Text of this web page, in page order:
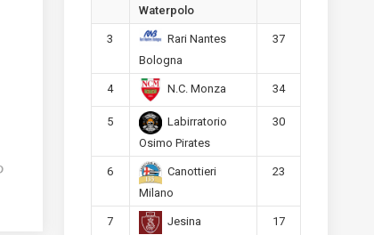
Waterpolo
3
Rari Nantes
Bologna
37
4 N.C. Monza 34
5
Labirratorio
Osimo Pirates
30
6
Canottieri
Milano
23
7
Jesina
17